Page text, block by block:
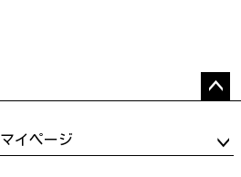
ップ
マイページ